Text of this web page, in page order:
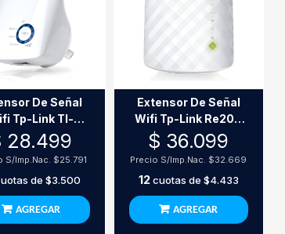
De Señal
Tp-Link Tl-
300Mbps
28.499
S/Imp.Nac. $25.791
de$3.500
AGREGAR
Extensor De Señal
Wifi Tp-Link Re200
Ac750 Dual Band
$ 36.099
Precio S/Imp.Nac. $32.669
12cuotas de $4.433
AGREGAR